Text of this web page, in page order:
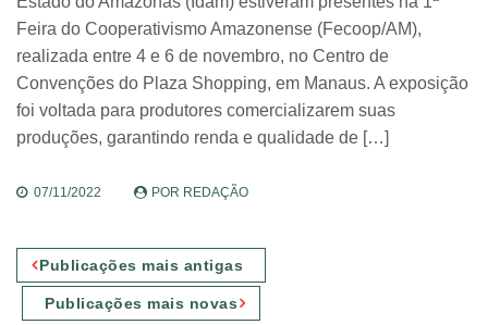
Feira do Cooperativismo Amazonense (Fecoop/AM),
realizada entre 4 e 6 de novembro, no Centro de
Convenções do Plaza Shopping, em Manaus. A exposição
foi voltada para produtores comercializarem suas
produções, garantindo renda e qualidade de […]
07/11/2022 POR REDAÇÃO
Navegação
por
posts
Publicações mais antigas
Publicações mais novas